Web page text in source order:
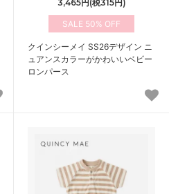
3,465円(税315円)
50%
クインシーメイ SS26デザイン ニ
ュアンスカラーがかわいいベビー
ロンパース